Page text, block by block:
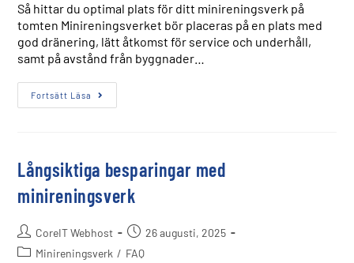
Så hittar du optimal plats för ditt minireningsverk på
tomten Minireningsverket bör placeras på en plats med
god dränering, lätt åtkomst för service och underhåll,
samt på avstånd från byggnader…
Fortsätt Läsa
Långsiktiga besparingar med
minireningsverk
CoreIT Webhost
26 augusti, 2025
Minireningsverk / FAQ